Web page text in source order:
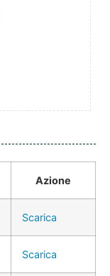
Azione
Scarica
Scarica